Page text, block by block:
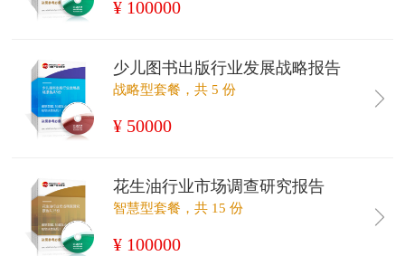
¥ 100000
少儿图书出版行业发展战略报告
战略型套餐，共 5 份
¥ 50000
花生油行业市场调查研究报告
智慧型套餐，共 15 份
¥ 100000